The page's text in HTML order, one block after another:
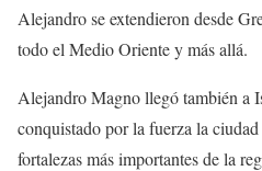
Alejandro se extendieron desde
todo el Medio Oriente y más allá.
Alejandro Magno llegó también a
conquistado por la fuerza la
fortalezas más importantes de la